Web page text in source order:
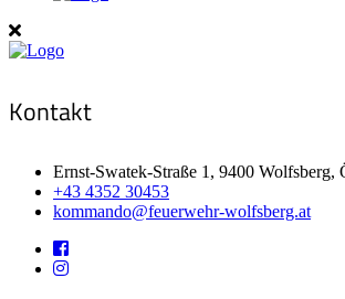
Kontakt
Ernst-Swatek-Straße 1, 9400 Wolfsberg,
+43 4352 30453
kommando@feuerwehr-wolfsberg.at